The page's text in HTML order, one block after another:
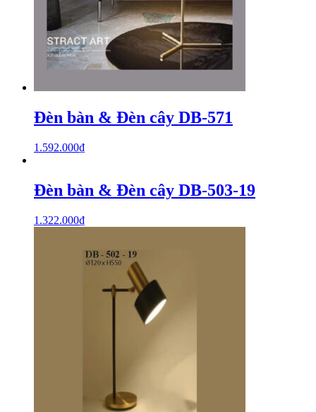
Đèn bàn & Đèn cây DB-571
1.592.000₫
Đèn bàn & Đèn cây DB-503-19
1.322.000₫